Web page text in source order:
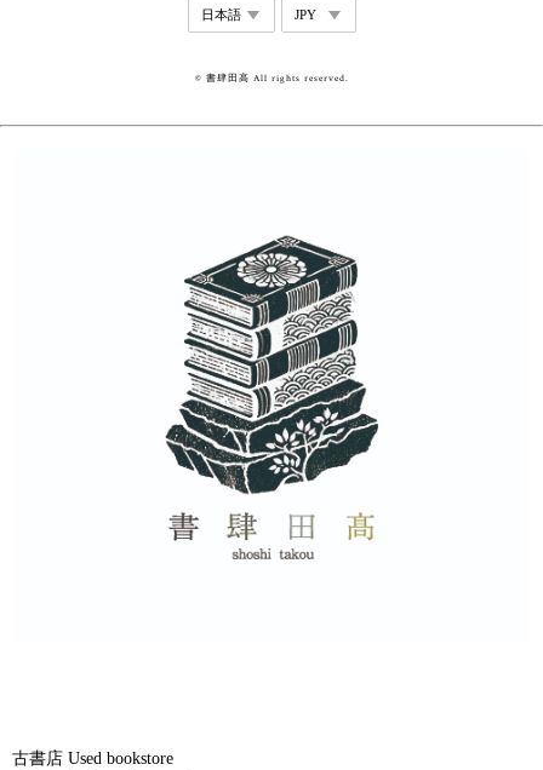
© 書肆田高 All rights reserved.
古書店 Used bookstore